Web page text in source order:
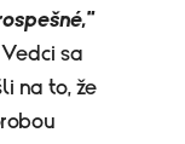
sa
na to, že